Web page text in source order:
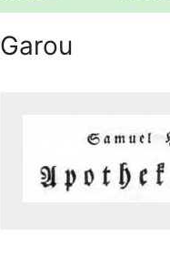
Garou